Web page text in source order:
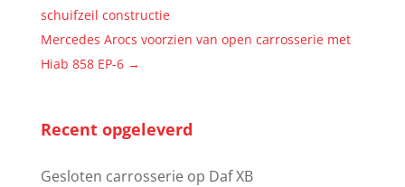
schuifzeil constructie
Mercedes Arocs voorzien van open carrosserie met
Hiab 858 EP-6 →
Recent opgeleverd
Gesloten carrosserie op Daf XB